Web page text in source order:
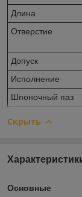
Длина
Допуск
Исполнение
Шпоночный паз
Скрыть
Основные